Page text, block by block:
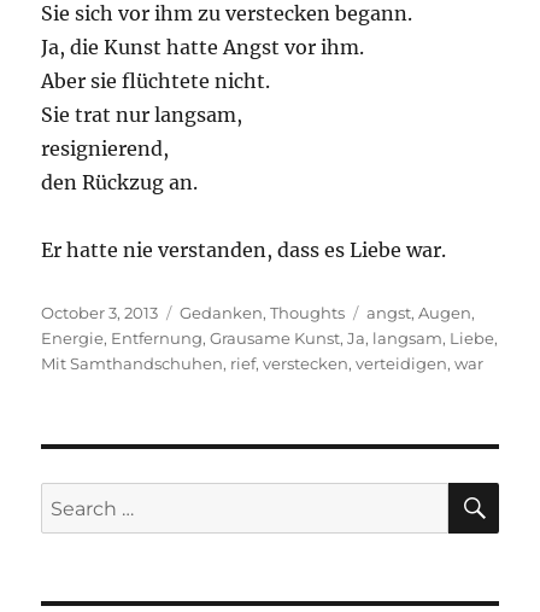
Sie sich vor ihm zu verstecken begann.
Ja, die Kunst hatte Angst vor ihm.
Aber sie flüchtete nicht.
Sie trat nur langsam,
resignierend,
den Rückzug an.
Er hatte nie verstanden, dass es Liebe war.
Posted
on
October 3, 2013 Categories
Gedanken,Thoughts Tags
angst,Augen,
Energie, Entfernung,Grausame Kunst,Ja, langsam, Liebe,
Mit Samthandschuhen, rief,verstecken,verteidigen,war
Search
for: